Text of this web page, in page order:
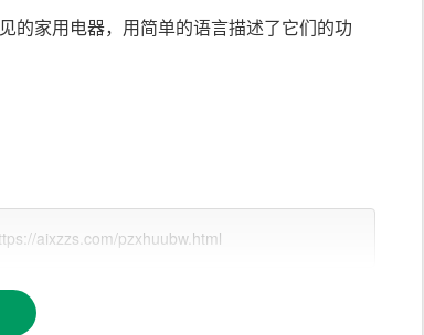
的家用电器，用简单的语言描述了它们的功
aixzzs.com/pzxhuubw.html